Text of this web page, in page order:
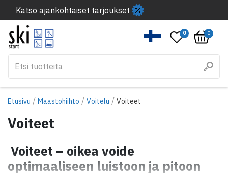
Katso ajankohtaiset tarjoukset
0 0
Etusivu / Maastohiihto / Voitelu / Voiteet
Voiteet
Voiteet – oikea voide
optimaaliseen luistoon ja pitoon